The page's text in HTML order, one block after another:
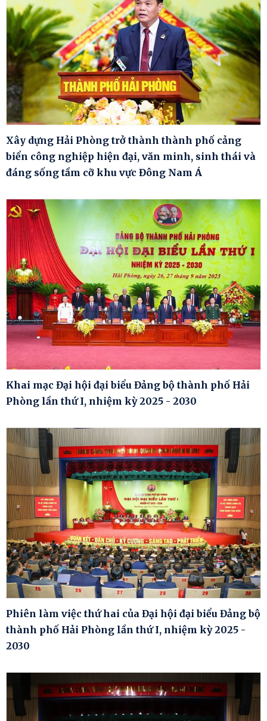
Xây dựng Hải Phòng trở thành thành phố cảng
biển công nghiệp hiện đại, văn minh, sinh thái và
đáng sống tầm cỡ khu vực Đông Nam Á
Khai mạc Đại hội đại biểu Đảng bộ thành phố Hải
Phòng lần thứ I, nhiệm kỳ 2025 - 2030
Phiên làm việc thứ hai của Đại hội đại biểu Đảng bộ
thành phố Hải Phòng lần thứ I, nhiệm kỳ 2025 -
2030